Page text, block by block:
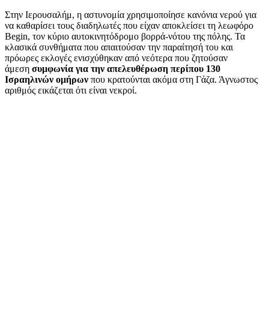
Στην Ιερουσαλήμ, η αστυνομία χρησιμοποίησε κανόνια νερού για
να καθαρίσει τους διαδηλωτές που είχαν αποκλείσει τη λεωφόρο
Begin, τον κύριο αυτοκινητόδρομο βορρά-νότου της πόλης. Τα
κλασικά συνθήματα που απαιτούσαν την παραίτησή του και
πρόωρες εκλογές ενισχύθηκαν από νεότερα που ζητούσαν
άμεση συμφωνία για την απελευθέρωση περίπου 130
Ισραηλινών ομήρων που κρατούνται ακόμα στη Γάζα. Άγνωστος
αριθμός εικάζεται ότι είναι νεκροί.